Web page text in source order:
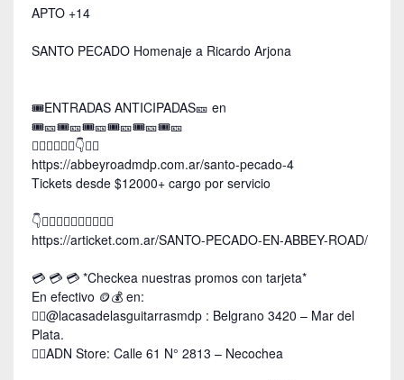
APTO +14
SANTO PECADO Homenaje a Ricardo Arjona
🎟ENTRADAS ANTICIPADAS🎫 en
🎟️🎫🎟️🎫🎟🎫🎟🎫🎟🎫🎟🎫
👇🏿👇🏿👇🏾👇👇🏼
https://abbeyroadmdp.com.ar/santo-pecado-4
Tickets desde $12000+ cargo por servicio
👇👇🏻👇🏼👇🏽👇🏾👇🏿
https://articket.com.ar/SANTO-PECADO-EN-ABBEY-ROAD/
💳 💳 💳 *Checkea nuestras promos con tarjeta*
En efectivo 🪙💰 en:
👉🏿@lacasadelasguitarrasmdp : Belgrano 3420 – Mar del
Plata.
👉🏿ADN Store: Calle 61 N° 2813 – Necochea